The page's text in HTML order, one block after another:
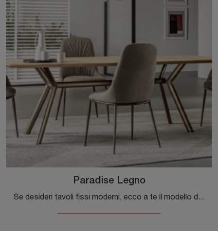
Paradise Legno
Se desideri tavoli fissi moderni, ecco a te il modello da pranzo in legno Paradise Legno della firma Riflessi.